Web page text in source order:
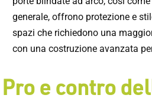
generale, offrono protezione e
spazi che richiedono una
con una costruzione avanzata
Pro e contro